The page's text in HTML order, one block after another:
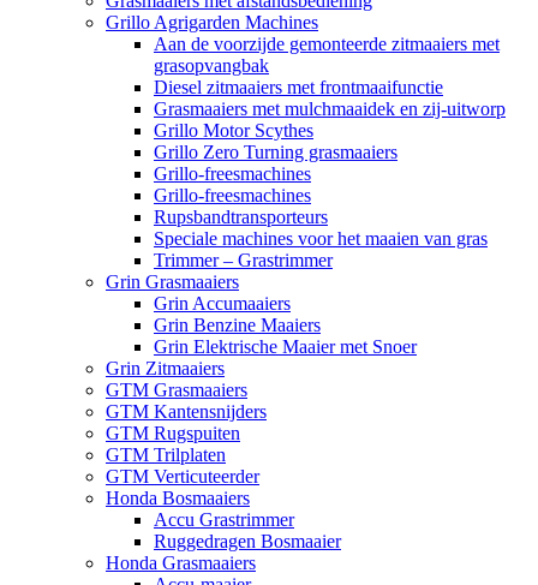
Grillo Agrigarden Machines
Aan de voorzijde gemonteerde zitmaaiers met
grasopvangbak
Diesel zitmaaiers met frontmaaifunctie
Grasmaaiers met mulchmaaidek en zij-uitworp
Grillo Motor Scythes
Grillo Zero Turning grasmaaiers
Grillo-freesmachines
Grillo-freesmachines
Rupsbandtransporteurs
Speciale machines voor het maaien van gras
Trimmer – Grastrimmer
Grin Grasmaaiers
Grin Accumaaiers
Grin Benzine Maaiers
Grin Elektrische Maaier met Snoer
Grin Zitmaaiers
GTM Grasmaaiers
GTM Kantensnijders
GTM Rugspuiten
GTM Trilplaten
GTM Verticuteerder
Honda Bosmaaiers
Accu Grastrimmer
Ruggedragen Bosmaaier
Honda Grasmaaiers